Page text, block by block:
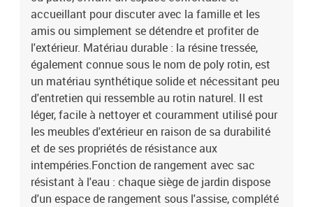
remplissage du coussin de siège : mousseMatériau de remplissage
du coussin de dossier : fibre de cotonDimensions du coussin de
siège : 55 x 55 x 3 cm (l x P x é)Dimensions du coussin de dossier :
55 x 45 x 13 cm (L x l x é)La livraison contient :2 x siège d'angle
avec fonction de rangement et sac résistant à l'eau8 x siège central
incluant une fonction de rangement avec un sac résistant à l'eau12
x coussin de dossier10 x coussin de siège avec housse amovible et
lavable
accueillant pour discuter avec la famille et les
amis ou simplement se détendre et profiter de
l'extérieur. Matériau durable : la résine tressée,
également connue sous le nom de poly rotin, est
un matériau synthétique solide et nécessitant peu
d'entretien qui ressemble au rotin naturel. Il est
léger, facile à nettoyer et couramment utilisé pour
les meubles d'extérieur en raison de sa durabilité
et de ses propriétés de résistance aux
intempéries.Fonction de rangement avec sac
résistant à l'eau : chaque siège de jardin dispose
d'un espace de rangement sous l'assise, complété